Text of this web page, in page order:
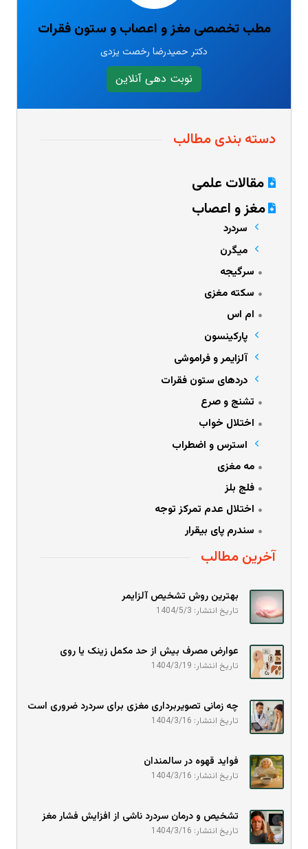
مطب تخصصی مغز و اعصاب و ستون فقرات
دکتر حمیدرضا رخصت یزدی
نوبت دهی آنلاین
دسته بندی مطالب
مقالات علمی
مغز و اعصاب
سردرد
میگرن
سرگیجه
سکته مغزی
ام اس
پارکینسون
آلزایمر و فراموشی
دردهای ستون فقرات
تشنج و صرع
اختلال خواب
استرس و اضطراب
مه مغزی
فلج بلز
اختلال عدم تمرکز توجه
سندرم پای بیقرار
آخرین مطالب
بهترین روش تشخیص آلزایمر
تاریخ انتشار: 1404/5/3
عوارض مصرف بیش از حد مکمل زینک یا روی
تاریخ انتشار: 1404/3/19
چه زمانی تصویربرداری مغزی برای سردرد ضروری است
تاریخ انتشار: 1404/3/16
فواید قهوه در سالمندان
تاریخ انتشار: 1404/3/16
تشخیص و درمان سردرد ناشی از افزایش فشار مغز
تاریخ انتشار: 1404/3/16